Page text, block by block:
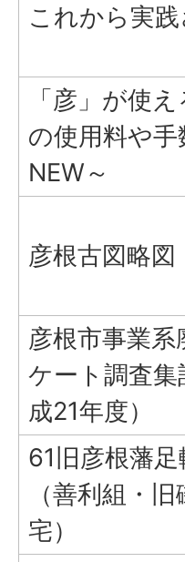
これから実
「彦」が使
の使用料や手
NEW～
彦根古図略図
彦根市事業系
ケート調査集
成21年度）
61旧彦根藩
（善利組・
宅）